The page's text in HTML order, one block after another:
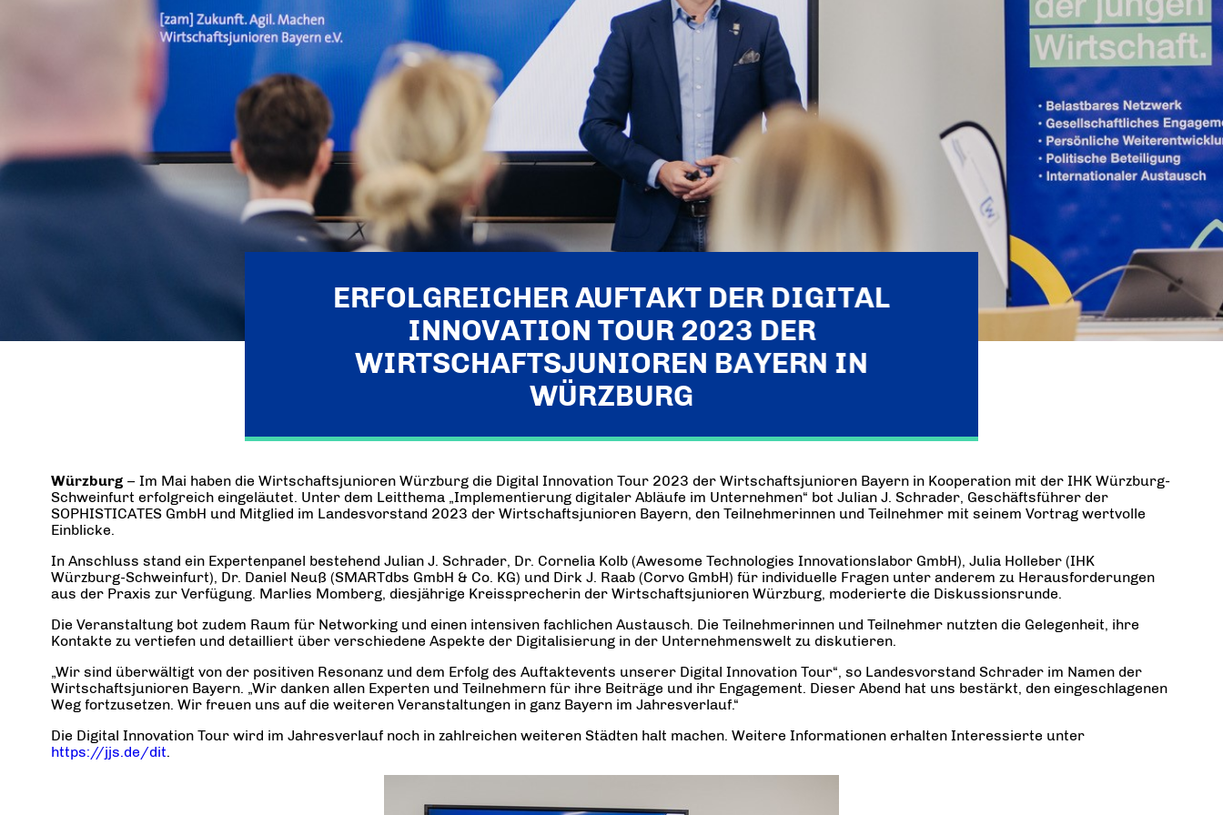
ERFOLGREICHER AUFTAKT DER DIGITAL
INNOVATION TOUR 2023 DER
WIRTSCHAFTSJUNIOREN BAYERN IN
WÜRZBURG
Würzburg – Im Mai haben die Wirtschaftsjunioren Würzburg die Digital Innovation Tour 2023 der Wirtschaftsjunioren Bayern in Kooperation mit der IHK Würzburg-
Schweinfurt erfolgreich eingeläutet. Unter dem Leitthema „Implementierung digitaler Abläufe im Unternehmen“ bot Julian J. Schrader, Geschäftsführer der
SOPHISTICATES GmbH und Mitglied im Landesvorstand 2023 der Wirtschaftsjunioren Bayern, den Teilnehmerinnen und Teilnehmer mit seinem Vortrag wertvolle
Einblicke.
In Anschluss stand ein Expertenpanel bestehend Julian J. Schrader, Dr. Cornelia Kolb (Awesome Technologies Innovationslabor GmbH), Julia Holleber (IHK
Würzburg-Schweinfurt), Dr. Daniel Neuß (SMARTdbs GmbH & Co. KG) und Dirk J. Raab (Corvo GmbH) für individuelle Fragen unter anderem zu Herausforderungen
aus der Praxis zur Verfügung. Marlies Momberg, diesjährige Kreissprecherin der Wirtschaftsjunioren Würzburg, moderierte die Diskussionsrunde.
Die Veranstaltung bot zudem Raum für Networking und einen intensiven fachlichen Austausch. Die Teilnehmerinnen und Teilnehmer nutzten die Gelegenheit, ihre
Kontakte zu vertiefen und detailliert über verschiedene Aspekte der Digitalisierung in der Unternehmenswelt zu diskutieren.
„Wir sind überwältigt von der positiven Resonanz und dem Erfolg des Auftaktevents unserer Digital Innovation Tour“, so Landesvorstand Schrader im Namen der
Wirtschaftsjunioren Bayern. „Wir danken allen Experten und Teilnehmern für ihre Beiträge und ihr Engagement. Dieser Abend hat uns bestärkt, den eingeschlagenen
Weg fortzusetzen. Wir freuen uns auf die weiteren Veranstaltungen in ganz Bayern im Jahresverlauf.“
Die Digital Innovation Tour wird im Jahresverlauf noch in zahlreichen weiteren Städten halt machen. Weitere Informationen erhalten Interessierte unter
https://jjs.de/dit.